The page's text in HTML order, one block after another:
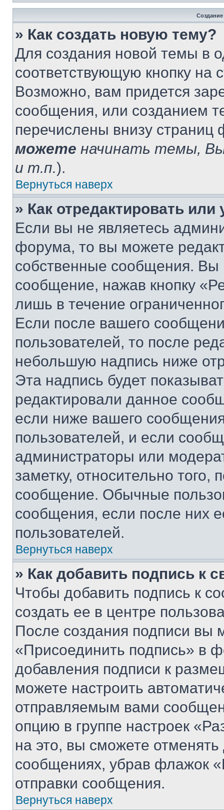
» Как создать новую тему?
Для создания новой темы в
соответствующую кнопку
Возможно, вам придется
сообщения, или созданием
перечислены внизу
можете начинать темы,
и т.п.).
Вернуться наверх
» Как отредактировать
Если вы не являетесь
форума, то вы можете
собственные сообщения. Вы
сообщение, нажав кнопку
лишь в течение
Если после вашего
пользователей, то после
небольшую надпись ниже
Эта надпись будет
редактировали данное
если ниже вашего
пользователей, и если
администраторы или
заметку, относительно
сообщение. Обычные
сообщения, если после них
пользователей.
Вернуться наверх
» Как добавить подпись к
Чтобы добавить подпись к
создать ее в центре
После создания подписи вы
«Присоединить подпись» в
добавления подписи к
можете настроить
отправляемым вами
опцию в группе настроек
на это, вы сможете
сообщениях, убрав флажок
отправки сообщения.
Вернуться наверх